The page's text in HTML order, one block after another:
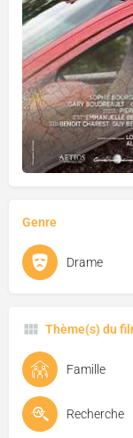
Genre
Drame
Thème(s) du
Famille
Recherche